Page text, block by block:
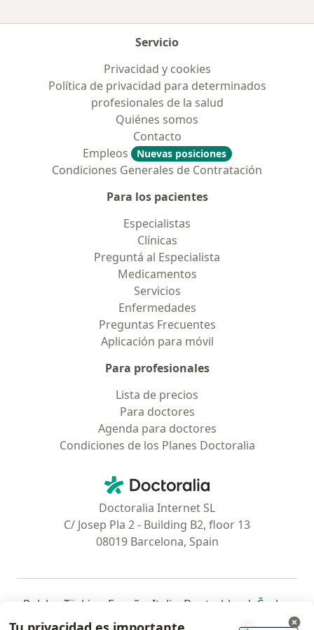
Servicio
Privacidad y cookies
Política de privacidad para determinados
profesionales de la salud
Quiénes somos
Contacto
Empleos
Nuevas posiciones
Condiciones Generales de Contratación
Para los pacientes
Especialistas
Clínicas
Preguntá al Especialista
Medicamentos
Servicios
Enfermedades
Preguntas Frecuentes
Aplicación para móvil
Para profesionales
Lista de precios
Para doctores
Agenda para doctores
Condiciones de los Planes Doctoralia
Doctoralia - Página de inicio
Doctoralia Internet SL
C/ Josep Pla 2 - Building B2, floor 13
08019 Barcelona, Spain
Polska se abre en una nueva pestaña
Türkiye se abre en una nueva pestaña
España se abre en una nueva pestaña
Italia se abre en una nueva
Deutschlandse abre en
Česko
Portugal
se abre en una nueva pestaña
México se abre en una nueva pestaña
Chile se abre en una nueva pestaña
Brasil se abre en una nueva
se abre en
se